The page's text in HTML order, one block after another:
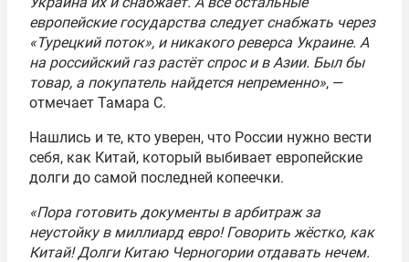
европейские государства следует снабжать через
«Турецкий поток», и никакого реверса Украине. А
на российский газ растёт спрос и в Азии. Был бы
товар, а покупатель найдется непременно», —
отмечает Тамара С.
Нашлись и те, кто уверен, что России нужно вести
себя, как Китай, который выбивает европейские
долги до самой последней копеечки.
«Пора готовить документы в арбитраж за
неустойку в миллиард евро! Говорить жёстко, как
Китай! Долги Китаю Черногории отдавать нечем.